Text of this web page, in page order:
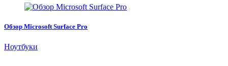
Обзор Microsoft Surface Pro
Ноутбуки